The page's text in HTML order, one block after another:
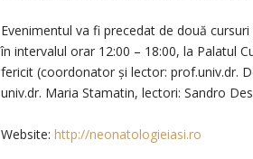
Evenimentul va fi precedat de două
în intervalul orar 12:00 – 18:00, la Palatul
fericit (coordonator și lector: prof.univ.dr.
univ.dr. Maria Stamatin, lectori: Sandro
Website:http://neonatologieiasi.ro